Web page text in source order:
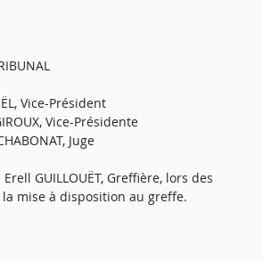
Vice-Président
Vice-Présidente
Juge
GUILLOUËT, Greffière, lors des
mise à disposition au greffe.